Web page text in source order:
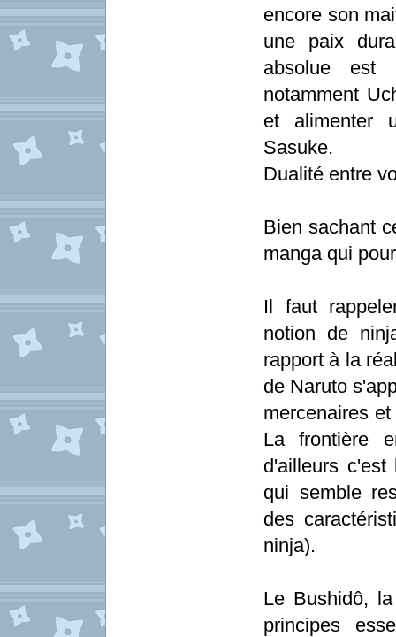
encore son
une paix
absolue est
notamment
et alimenter
Sasuke.
Dualité entre
Bien sachant
manga qui
Il faut
notion de
rapport à la
de Naruto
mercenaires
La frontière
d'ailleurs c'est
qui semble
des
ninja).
Le Bushidô,
principes